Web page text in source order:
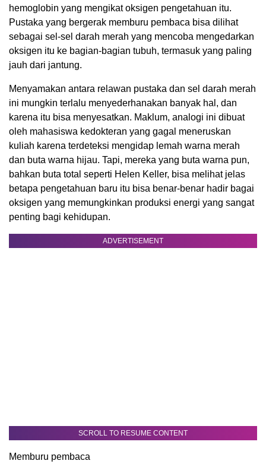
hemoglobin yang mengikat oksigen pengetahuan itu.
Pustaka yang bergerak memburu pembaca bisa dilihat
sebagai sel-sel darah merah yang mencoba mengedarkan
oksigen itu ke bagian-bagian tubuh, termasuk yang paling
jauh dari jantung.
Menyamakan antara relawan pustaka dan sel darah merah
ini mungkin terlalu menyederhanakan banyak hal, dan
karena itu bisa menyesatkan. Maklum, analogi ini dibuat
oleh mahasiswa kedokteran yang gagal meneruskan
kuliah karena terdeteksi mengidap lemah warna merah
dan buta warna hijau. Tapi, mereka yang buta warna pun,
bahkan buta total seperti Helen Keller, bisa melihat jelas
betapa pengetahuan baru itu bisa benar-benar hadir bagai
oksigen yang memungkinkan produksi energi yang sangat
penting bagi kehidupan.
ADVERTISEMENT
SCROLL TO RESUME CONTENT
Memburu pembaca